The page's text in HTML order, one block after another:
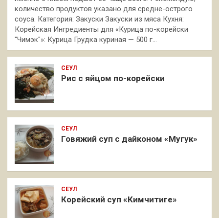
количество продуктов указано для средне-острого
соуса. Категория: Закуски Закуски из мяса Кухня:
Корейская Ингредиенты для «Курица по-корейски
"Чимэк"»: Курица Грудка куриная — 500 г…
СЕУЛ
Рис с яйцом по-корейски
СЕУЛ
Говяжий суп с дайконом «Мугук»
СЕУЛ
Корейский суп «Кимчитиге»